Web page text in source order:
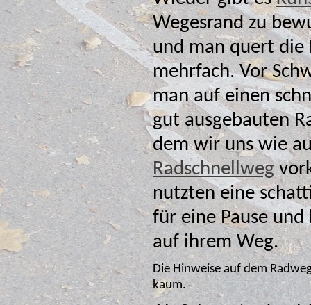
Wegesrand zu
und man quert die
mehrfach. Vor
man auf einen
gut ausgebauten
dem wir uns wie
Radschnellwegvorkamen. Wir
nutzten eine schattige Bank
für eine Pause
auf ihrem Weg.
Die Hinweise auf dem
kaum.